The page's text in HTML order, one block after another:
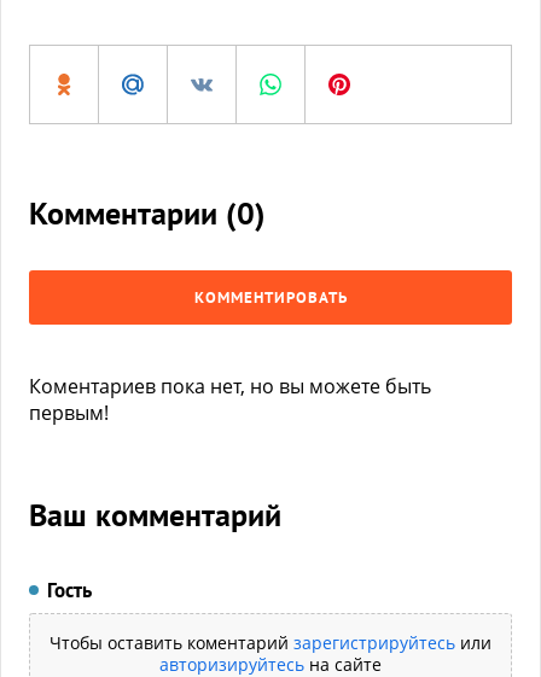
Комментарии (0)
КОММЕНТИРОВАТЬ
Коментариев пока нет, но вы можете быть
первым!
Ваш комментарий
Гость
Чтобы оставить коментарий зарегистрируйтесь или
авторизируйтесь на сайте